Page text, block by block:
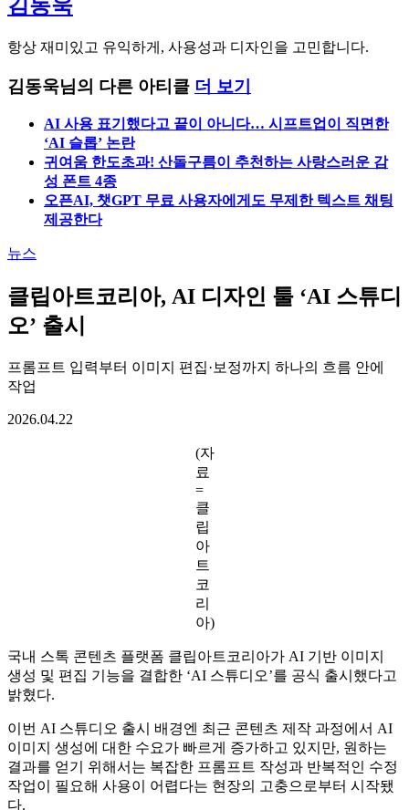
김동욱
항상 재미있고 유익하게, 사용성과 디자인을 고민합니다.
김동욱님의 다른 아티클
AI 사용 표기했다고 끝이 아니다… 시프트업이 직면한
오픈AI, 챗GPT 무료 사용자에게도 무제한 텍스트 채팅
제공한다
클립아트코리아, AI 디자인 툴 ‘AI 스튜디
오’ 출시
프롬프트 입력부터 이미지 편집·보정까지 하나의 흐름 안에
(자
료
=
클
립
트
코
국내 스톡 콘텐츠 플랫폼 클립아트코리아가 AI 기반 이미지
생성 및 편집 기능을 결합한 ‘AI 스튜디오’를 공식 출시했다고
밝혔다.